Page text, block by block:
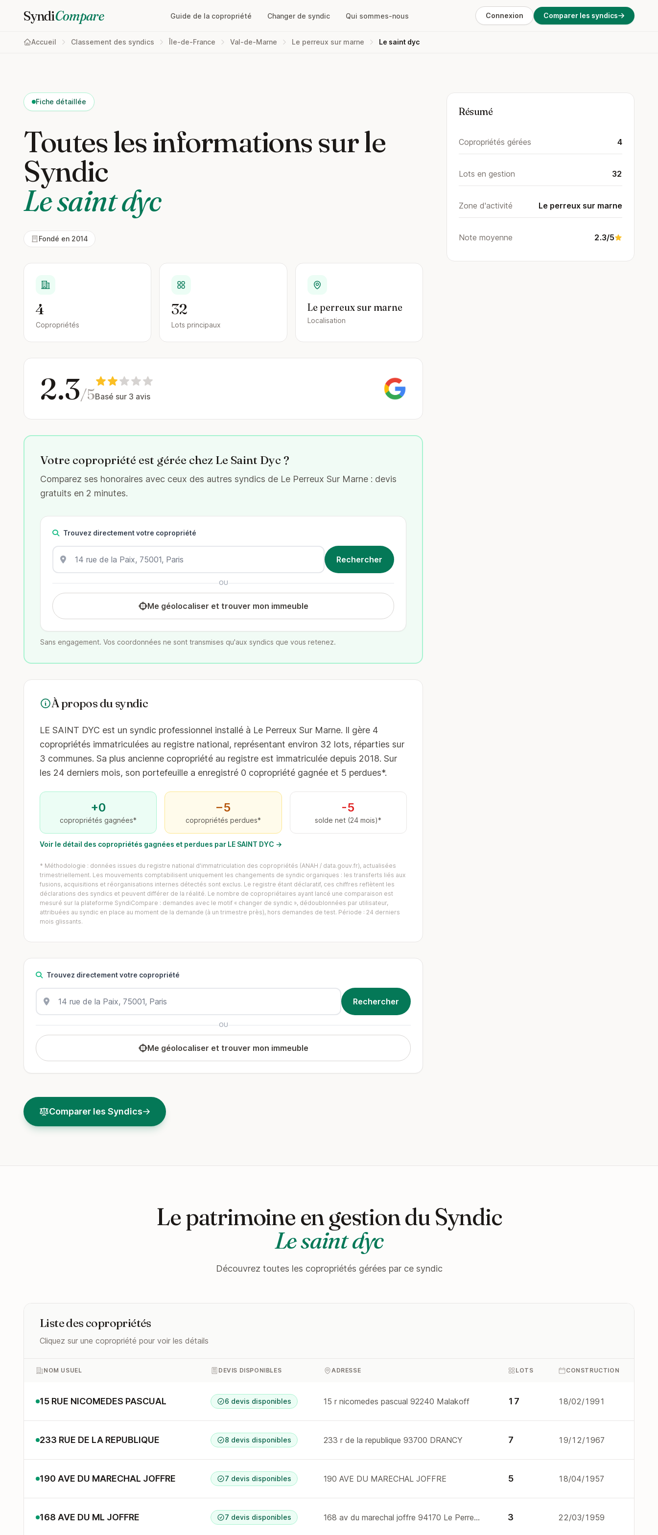
SyndiCompare Guide de la copropriété Changer de syndic Qui sommes-nous Connexion Comparer les syndics
Accueil Classement des syndics Île-de-France Val-de-Marne Le perreux sur marne Le saint dyc
Fiche détaillée
Toutes les informations sur le
Syndic
Le saint dyc
Fondé en 2014
4
Copropriétés
32
Lots principaux
Le perreux sur marne
Localisation
2.3/5Basé sur 3 avis
Votre copropriété est gérée chez Le Saint Dyc ?
Comparez ses honoraires avec ceux des autres syndics de Le Perreux Sur Marne : devis
gratuits en 2 minutes.
Trouvez directement votre copropriété
OU
Me géolocaliser et trouver mon immeuble
Sans engagement. Vos coordonnées ne sont transmises qu'aux syndics que vous retenez.
À propos du syndic
LE SAINT DYC est un syndic professionnel installé à Le Perreux Sur Marne. Il gère 4
copropriétés immatriculées au registre national, représentant environ 32 lots, réparties sur
3 communes. Sa plus ancienne copropriété au registre est immatriculée depuis 2018. Sur
les 24 derniers mois, son portefeuille a enregistré 0 copropriété gagnée et 5 perdues*.
+0
copropriétés gagnées*
−5
copropriétés perdues*
-5
solde net (24 mois)*
Voir le détail des copropriétés gagnées et perdues par LE SAINT DYC →
* Méthodologie : données issues du registre national d'immatriculation des copropriétés (ANAH / data.gouv.fr), actualisées
trimestriellement. Les mouvements comptabilisent uniquement les changements de syndic organiques : les transferts liés aux
fusions, acquisitions et réorganisations internes détectés sont exclus. Le registre étant déclaratif, ces chiffres reflètent les
déclarations des syndics et peuvent différer de la réalité. Le nombre de copropriétaires ayant lancé une comparaison est
mesuré sur la plateforme SyndiCompare : demandes avec le motif « changer de syndic », dédoublonnées par utilisateur,
attribuées au syndic en place au moment de la demande (à un trimestre près), hors demandes de test. Période : 24 derniers
mois glissants.
Trouvez directement votre copropriété
OU
Me géolocaliser et trouver mon immeuble
Comparer les Syndics
Résumé
Copropriétés gérées 4
Lots en gestion 32
Zone d'activité Le perreux sur marne
Note moyenne 2.3/5
Le patrimoine en gestion du Syndic
Le saint dyc
Découvrez toutes les copropriétés gérées par ce syndic
Liste des copropriétés
Cliquez sur une copropriété pour voir les détails
NOM USUEL DEVIS DISPONIBLES ADRESSE LOTS CONSTRUCTION
15 RUE NICOMEDES PASCUAL 6 devis disponibles 15 r nicomedes pascual 92240 Malakoff 17 18/02/1991
233 RUE DE LA REPUBLIQUE 8 devis disponibles 233 r de la republique 93700 DRANCY 7 19/12/1967
190 AVE DU MARECHAL JOFFRE 7 devis disponibles 190 AVE DU MARECHAL JOFFRE 5 18/04/1957
168 AVE DU ML JOFFRE 7 devis disponibles 168 av du marechal joffre 94170 Le Perreux-sur-Marne 3 22/03/1959